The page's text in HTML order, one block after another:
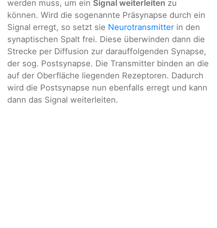
werden muss, um ein Signal weiterleiten zu
können. Wird die sogenannte Präsynapse durch ein
Signal erregt, so setzt sie Neurotransmitter in den
synaptischen Spalt frei. Diese überwinden dann die
Strecke per Diffusion zur darauffolgenden Synapse,
der sog. Postsynapse. Die Transmitter binden an die
auf der Oberfläche liegenden Rezeptoren. Dadurch
wird die Postsynapse nun ebenfalls erregt und kann
dann das Signal weiterleiten.